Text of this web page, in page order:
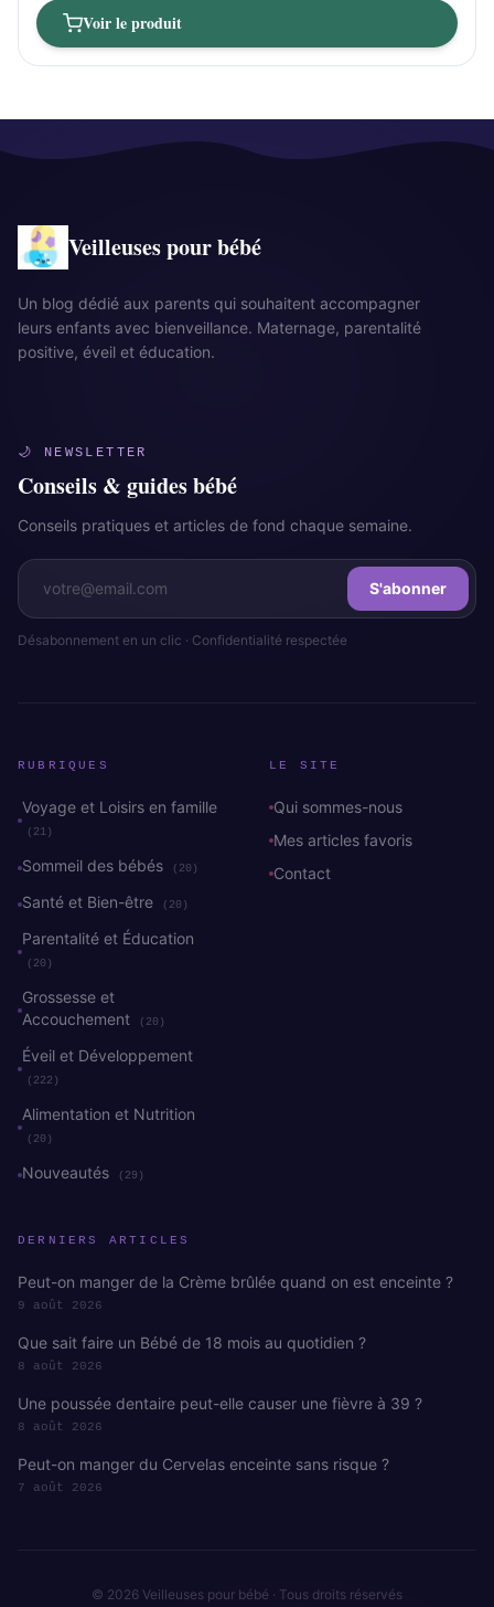
Voir le produit
Veilleuses pour bébé
Un blog dédié aux parents qui souhaitent accompagner
leurs enfants avec bienveillance. Maternage, parentalité
positive, éveil et éducation.
🌙 NEWSLETTER
Conseils & guides bébé
Conseils pratiques et articles de fond chaque semaine.
S'abonner
Désabonnement en un clic · Confidentialité respectée
RUBRIQUES
Voyage et Loisirs en famille
(21)
Sommeil des bébés (20)
Santé et Bien-être (20)
Parentalité et Éducation
(20)
Grossesse et
Accouchement
(20)
Éveil et Développement
(222)
Alimentation et Nutrition
(20)
Nouveautés (29)
LE SITE
Qui sommes-nous
Mes articles favoris
Contact
DERNIERS ARTICLES
Peut-on manger de la Crème brûlée quand on est enceinte ?
9 août 2026
Que sait faire un Bébé de 18 mois au quotidien ?
8 août 2026
Une poussée dentaire peut-elle causer une fièvre à 39 ?
8 août 2026
Peut-on manger du Cervelas enceinte sans risque ?
7 août 2026
© 2026 Veilleuses pour bébé · Tous droits réservés